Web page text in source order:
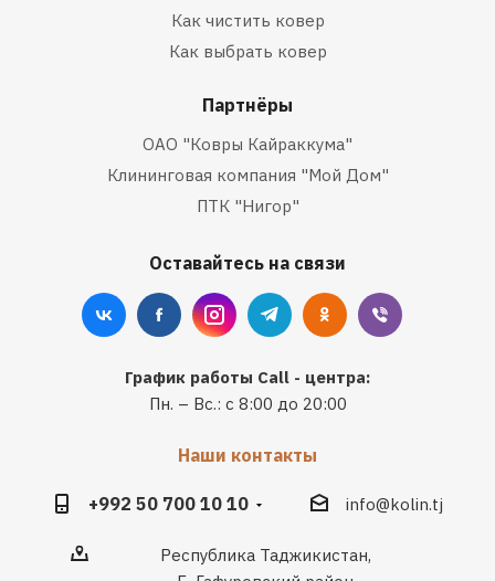
Как чистить ковер
Как выбрать ковер
Партнёры
ОАО "Ковры Кайраккума"
Клининговая компания "Мой Дом"
ПТК "Нигор"
Оставайтесь на связи
График работы Call - центра:
Пн. – Вс.: с 8:00 до 20:00
Наши контакты
+992 50 700 10 10 info@kolin.tj
Республика Таджикистан,